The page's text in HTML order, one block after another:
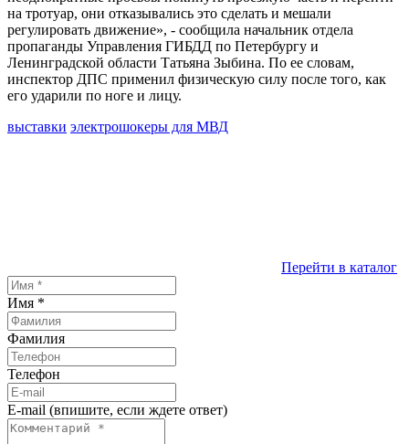
на тротуар, они отказывались это сделать и мешали
регулировать движение», - сообщила начальник отдела
пропаганды Управления ГИБДД по Петербургу и
Ленинградской области Татьяна Зыбина. По ее словам,
инспектор ДПС применил физическую силу после того, как
его ударили по ноге и лицу.
выставки электрошокеры для МВД
Перейти в каталог
Имя *
Фамилия
Телефон
E-mail (впишите, если ждете ответ)